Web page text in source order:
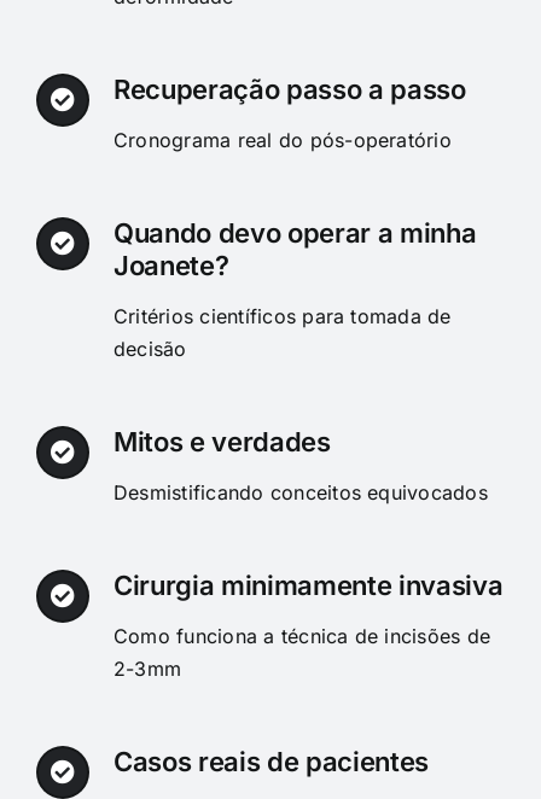
Recuperação passo a passo
Cronograma real do pós-operatório
Quando devo operar a minha
Joanete?
Critérios científicos para tomada de
decisão
Mitos e verdades
Desmistificando conceitos equivocados
Cirurgia minimamente invasiva
Como funciona a técnica de incisões de
2-3mm
Casos reais de pacientes